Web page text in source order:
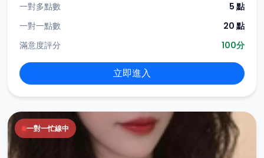
一對多點數
5 點
一對一點數
20 點
滿意度評分
100分
立即進入
一對一忙線中